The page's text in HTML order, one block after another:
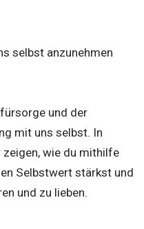
selbst anzunehmen
und der
mit uns selbst. In
wie du mithilfe
Selbstwert stärkst und
und zu lieben.